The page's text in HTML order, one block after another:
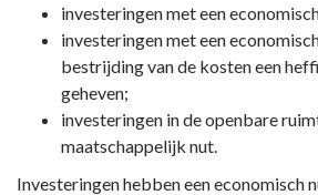
Materiële
activa
investeringen met een
investeringen met een
bestrijding van de kosten een
geheven;
investeringen in de openbare
maatschappelijk nut.
Investeringen hebben een economisch